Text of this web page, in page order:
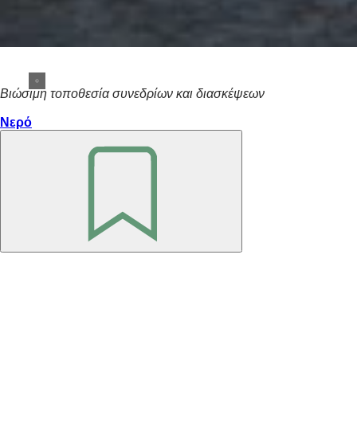
Βιώσιμη τοποθεσία συνεδρίων και διασκέψεων
Νερό
το
ποδιών